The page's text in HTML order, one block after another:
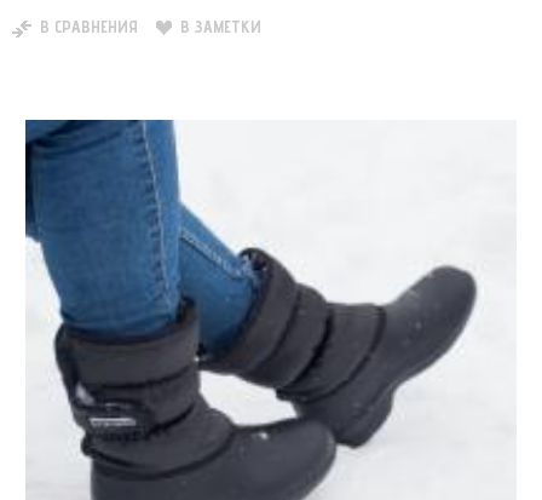
В СРАВНЕНИЯ В ЗАМЕТКИ